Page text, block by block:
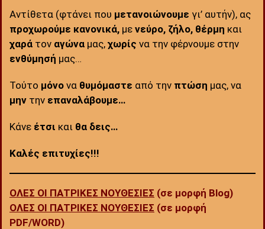
Αντίθετα (φτάνει που μετανοιώνουμε γι’ αυτήν), ας
προχωρούμε κανονικά, με νεύρο, ζήλο, θέρμη και
χαρά τον αγώνα μας, χωρίς να την φέρνουμε στην
ενθύμησή μας…
Τούτο μόνο να θυμόμαστε από την πτώση μας, να
μην την επαναλάβουμε…
Κάνε έτσι και θα δεις…
Καλές επιτυχίες!!!
ΟΛΕΣ ΟΙ ΠΑΤΡΙΚΕΣ ΝΟΥΘΕΣΙΕΣ (σε μορφή Blog)
ΟΛΕΣ ΟΙ ΠΑΤΡΙΚΕΣ ΝΟΥΘΕΣΙΕΣ (σε μορφή
PDF/WORD)